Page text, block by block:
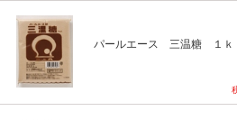
パールエース 三温糖 １ｋ